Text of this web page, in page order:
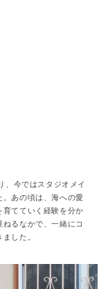
、今ではスタジオメイ
。あの頃は、海への愛
てていく経験を分か
るなかで、一緒にコ
した。